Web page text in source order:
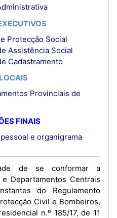
Protecção Social
Assistência Social
Cadastramento
Provinciais de
FINAIS
e organigrama
de se conformar a
Departamentos Centrais
do Regulamento
Civil e Bombeiros,
n.º 185/17, de 11